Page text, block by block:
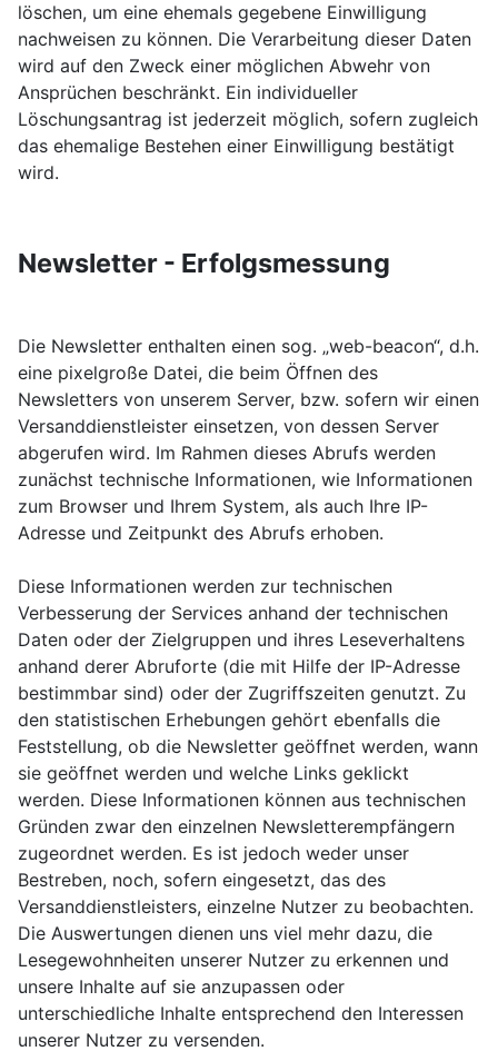
löschen, um eine ehemals gegebene Einwilligung
nachweisen zu können. Die Verarbeitung dieser Daten
wird auf den Zweck einer möglichen Abwehr von
Ansprüchen beschränkt. Ein individueller
Löschungsantrag ist jederzeit möglich, sofern zugleich
das ehemalige Bestehen einer Einwilligung bestätigt
wird.
Newsletter - Erfolgsmessung
Die Newsletter enthalten einen sog. „web-beacon“, d.h.
eine pixelgroße Datei, die beim Öffnen des
Newsletters von unserem Server, bzw. sofern wir einen
Versanddienstleister einsetzen, von dessen Server
abgerufen wird. Im Rahmen dieses Abrufs werden
zunächst technische Informationen, wie Informationen
zum Browser und Ihrem System, als auch Ihre IP-
Adresse und Zeitpunkt des Abrufs erhoben.
Diese Informationen werden zur technischen
Verbesserung der Services anhand der technischen
Daten oder der Zielgruppen und ihres Leseverhaltens
anhand derer Abruforte (die mit Hilfe der IP-Adresse
bestimmbar sind) oder der Zugriffszeiten genutzt. Zu
den statistischen Erhebungen gehört ebenfalls die
Feststellung, ob die Newsletter geöffnet werden, wann
sie geöffnet werden und welche Links geklickt
werden. Diese Informationen können aus technischen
Gründen zwar den einzelnen Newsletterempfängern
zugeordnet werden. Es ist jedoch weder unser
Bestreben, noch, sofern eingesetzt, das des
Versanddienstleisters, einzelne Nutzer zu beobachten.
Die Auswertungen dienen uns viel mehr dazu, die
Lesegewohnheiten unserer Nutzer zu erkennen und
unsere Inhalte auf sie anzupassen oder
unterschiedliche Inhalte entsprechend den Interessen
unserer Nutzer zu versenden.